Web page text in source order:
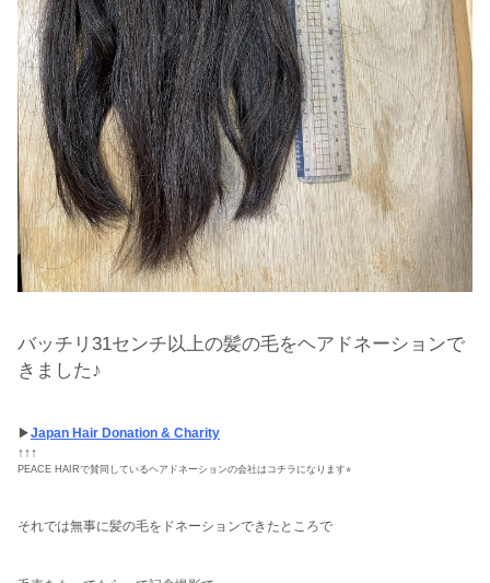
バッチリ31センチ以上の髪の毛をヘアドネーションで
きました♪
▶︎Japan Hair Donation & Charity
↑↑↑
PEACE HAIRで賛同しているヘアドネーションの会社はコチラになります⭐︎
それでは無事に髪の毛をドネーションできたところで